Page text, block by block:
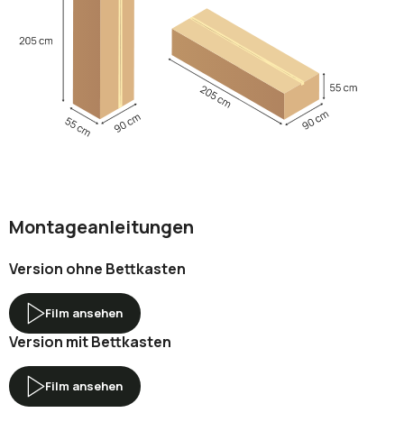
Montageanleitungen
Version ohne Bettkasten
Film ansehen
Version mit Bettkasten
Film ansehen